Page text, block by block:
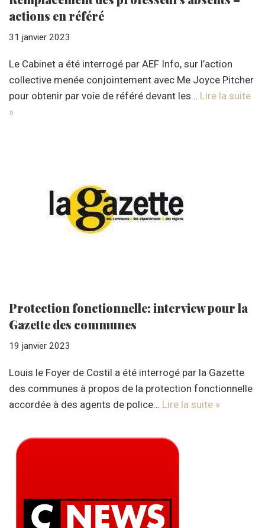
actions en référé
31 janvier 2023
Le Cabinet a été interrogé par AEF Info, sur l’action
collective menée conjointement avec Me Joyce Pitcher
pour obtenir par voie de référé devant les… Lire la suite
»
Protection fonctionnelle: interview pour la
Gazette des communes
19 janvier 2023
Louis le Foyer de Costil a été interrogé par la Gazette
des communes à propos de la protection fonctionnelle
accordée à des agents de police… Lire la suite »